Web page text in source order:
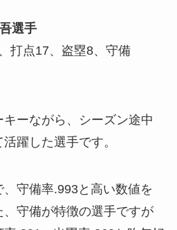
選手
打点17、盗塁8、守備
キーながら、シーズン途中
躍した選手です。
守備率.993と高い数値を
守備が特徴の選手ですが